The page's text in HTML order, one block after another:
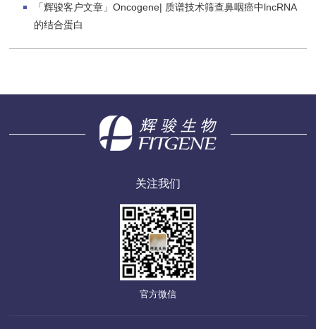
「辉骏客户文章」Oncogene| 质谱技术筛查鼻咽癌中lncRNA
的结合蛋白
关注我们
官方微信